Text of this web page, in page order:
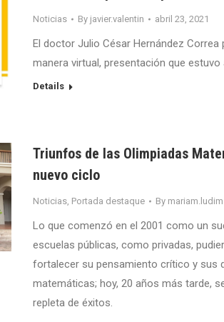
Noticias By javier.valentin abril 23, 2021
El doctor Julio César Hernández
manera virtual, presentación que
Details
Triunfos de las Olimpiadas
nuevo ciclo
Noticias, Portada destaque By mariam.ludim
Lo que comenzó en el 2001 como un
escuelas públicas, como privadas,
fortalecer su pensamiento crítico y sus
matemáticas; hoy, 20 años más tarde,
repleta de éxitos.